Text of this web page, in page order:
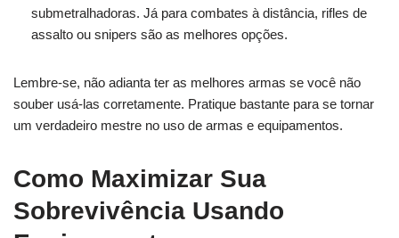
submetralhadoras. Já para combates à distância, rifles de
assalto ou snipers são as melhores opções.
Lembre-se, não adianta ter as melhores armas se você não
souber usá-las corretamente. Pratique bastante para se tornar
um verdadeiro mestre no uso de armas e equipamentos.
Como Maximizar Sua
Sobrevivência Usando